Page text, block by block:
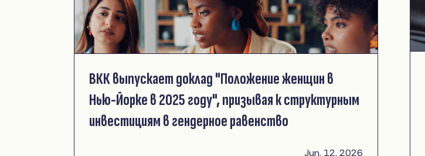
ВКК выпускает доклад "Положение женщин в
Нью-Йорке в 2025 году", призывая к структурным
инвестициям в гендерное равенство
Jun. 12. 2026